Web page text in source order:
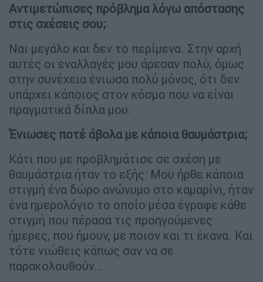
Αντιμετώπισες πρόβλημα λόγω απόστασης
στις σχέσεις σου;
Ναι μεγάλο και δεν το περίμενα. Στην αρχή
αυτές οι εναλλαγές μου άρεσαν πολύ, όμως
στην συνέχεια ένιωσα πολύ μόνος, ότι δεν
υπάρχει κάποιος στον κόσμο που να είναι
πραγματικά δίπλα μου.
Ένιωσες ποτέ άβολα με κάποια θαυμάστρια;
Κάτι που με προβλημάτισε σε σχέση με
θαυμάστρια ήταν το εξής: Μου ήρθε κάποια
στιγμή ένα δώρο ανώνυμο στο καμαρίνι, ήταν
ένα ημερολόγιο το οποίο μέσα έγραφε κάθε
στιγμή που πέρασα τις προηγούμενες
ήμερες, που ήμουν, με ποιον και τι έκανα. Και
τότε νιώθεις κάπως σαν να σε
παρακολουθούν…